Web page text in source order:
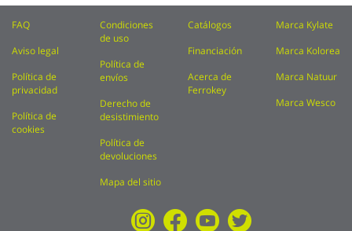
FAQ
Aviso legal
Política de
privacidad
Política de
cookies
Condiciones
de uso
Política de
envíos
Derecho de
desistimiento
Política de
devoluciones
Mapa del sitio
Catálogos
Financiación
Acerca de
Ferrokey
Marca Kylate
Marca Kolorea
Marca Natuur
Marca Wesco